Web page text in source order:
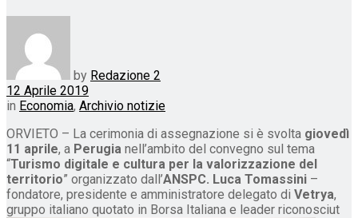
by Redazione 2
12 Aprile 2019
in Economia, Archivio notizie
ORVIETO – La cerimonia di assegnazione si è svolta giovedì
11 aprile, a Perugia nell’ambito del convegno sul tema
“Turismo digitale e cultura per la valorizzazione del
territorio” organizzato dall’ANSPC. Luca Tomassini –
fondatore, presidente e amministratore delegato di Vetrya,
gruppo italiano quotato in Borsa Italiana e leader riconosciut